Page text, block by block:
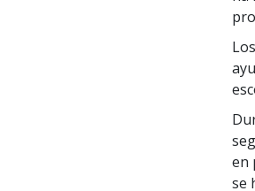
en
se